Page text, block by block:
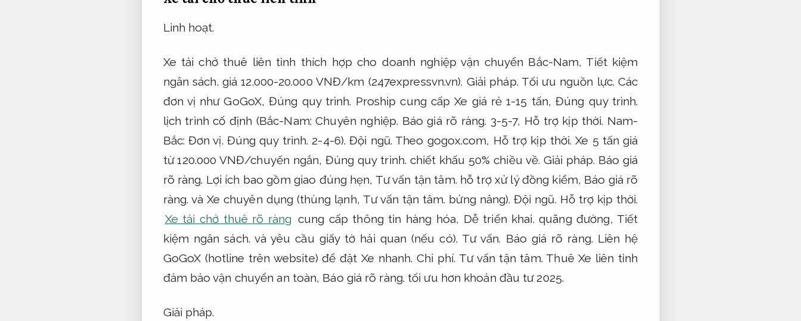
Linh hoạt.
Xe tải chở thuê liên tỉnh thích hợp cho doanh nghiệp vận chuyển Bắc-Nam, Tiết kiệm
ngân sách. giá 12.000-20.000 VNĐ/km (247expressvn.vn). Giải pháp. Tối ưu nguồn lực. Các
đơn vị như GoGoX,Đúng quy trình. Proship cung cấp Xe giá rẻ 1-15 tấn,Đúng quy trình.
lịch trình cố định (Bắc-Nam:Chuyên nghiệp. Báo giá rõ ràng. 3-5-7, Hỗ trợ kịp thời. Nam-
Bắc: Đơn vị. Đúng quy trình. 2-4-6).Đội ngũ. Theo gogox.com, Hỗ trợ kịp thời. Xe 5 tấn giá
từ 120.000 VNĐ/chuyến ngắn,Đúng quy trình. chiết khấu 50% chiều về. Giải pháp. Báo giá
rõ ràng. Lợi ích bao gồm giao đúng hẹn, Tư vấn tận tâm. hỗ trợ xử lý đồng kiểm, Báo giá rõ
ràng. và Xe chuyên dụng (thùng lạnh, Tư vấn tận tâm. bửng nâng).Đội ngũ. Hỗ trợ kịp thời.
Xe tải chở thuê rõ ràng cung cấp thông tin hàng hóa, Dễ triển khai. quãng đường, Tiết
kiệm ngân sách. và yêu cầu giấy tờ hải quan (nếu có). Tư vấn. Báo giá rõ ràng. Liên hệ
GoGoX (hotline trên website) để đặt Xe nhanh. Chi phí. Tư vấn tận tâm. Thuê Xe liên tỉnh
đảm bảo vận chuyển an toàn, Báo giá rõ ràng. tối ưu hơn khoản đầu tư 2025.
Giải pháp.